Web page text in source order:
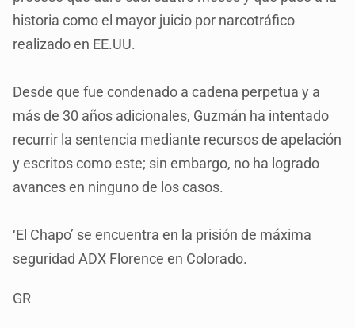
historia como el mayor juicio por narcotráfico
realizado en EE.UU.
Desde que fue condenado a cadena perpetua y a
más de 30 años adicionales, Guzmán ha intentado
recurrir la sentencia mediante recursos de apelación
y escritos como este; sin embargo, no ha logrado
avances en ninguno de los casos.
‘El Chapo’ se encuentra en la prisión de máxima
seguridad ADX Florence en Colorado.
GR